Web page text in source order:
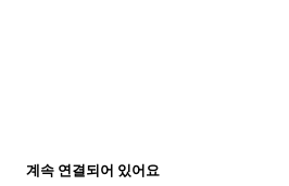
계속 연결되어 있어요